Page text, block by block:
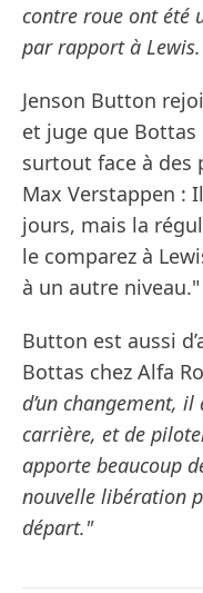
contre roue ont été
par rapport à
Jenson Button
et juge que
surtout face à
Max Verstappen :
jours, mais la
le comparez à
à un autre niveau."
Button est aussi
Bottas chez Alfa
d’un changement,
carrière, et de
apporte beaucoup
nouvelle libération
départ."